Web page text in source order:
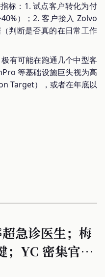
标：1. 试点客户转化为付
）；2. 客户接入 Zolvo
判断是否真的在日常工作
极有可能在跑通几个中型客
等基础设施巨头视为高
Target），或者在年底以
急诊医生；梅
；YC 密集官宣